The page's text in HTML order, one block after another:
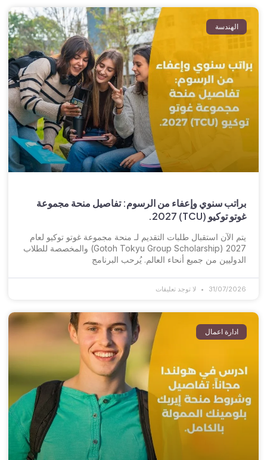
الهندسة
براتب سنوي وإعفاء من الرسوم: تفاصيل منحة مجموعة
غوتو توكيو (TCU) 2027.
يتم الآن استقبال طلبات التقديم لـ منحة مجموعة غوتو توكيو لعام
2027 (Gotoh Tokyu Group Scholarship) والمخصصة للطلاب
الدوليين من جميع أنحاء العالم. يُرحب البرنامج
31/07/2026 لا توجد تعليقات
ادارة اعمال